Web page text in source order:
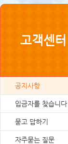
고객센터
공지사항
입금자를 찾습니다
묻고 답하기
자주묻는 질문